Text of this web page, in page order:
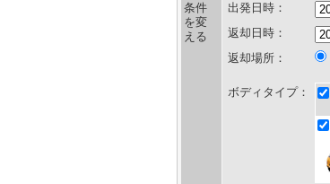
条件
を変
える
出発日時：
返却日時：
返却場所：
ボディタイプ：